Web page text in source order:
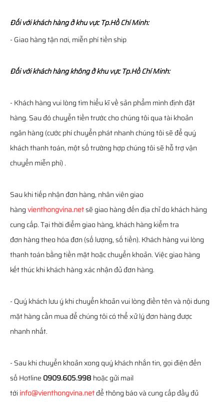
Đối với khách hàng ở khu vực Tp.Hồ Chí Minh:
- Giao hàng tận nơi, miễn phí tiền ship
Đối với khách hàng không ở khu vực Tp.Hồ Chí Minh:
- Khách hàng vui lòng tìm hiểu kĩ về sản phẩm mình định đặt
hàng. Sau đó chuyển tiền trước cho chúng tôi qua tài khoản
ngân hàng (cước phí chuyển phát nhanh chúng tôi sẽ để quý
khách thanh toán, một số trường hợp chúng tôi sẽ hỗ trợ vận
chuyển miễn phí) .
Sau khi tiếp nhận đơn hàng, nhân viên giao
hàngvienthongvina.netsẽ giao hàng đến địa chỉ do khách hàng
cung cấp. Tại thời điểm giao hàng, khách hàng kiểm tra
đơn hàng theo hóa đơn (số lượng, số tiền). Khách hàng vui lòng
thanh toán bằng tiền mặt hoặc chuyển khoản. Việc giao hàng
kết thúc khi khách hàng xác nhận đủ đơn hàng.
- Quý khách lưu ý khi chuyển khoản vui lòng điền tên và nội dung
mặt hàng cần mua để chúng tôi có thể xử lý đơn hàng được
nhanh nhất.
- Sau khi chuyển khoản xong quý khách nhắn tin, gọi điện đến
số Hotline 0909.605.998 hoặc gửi mail
tớiinfo@vienthongvina.netđể thông báo và cung cấp đầy đủ